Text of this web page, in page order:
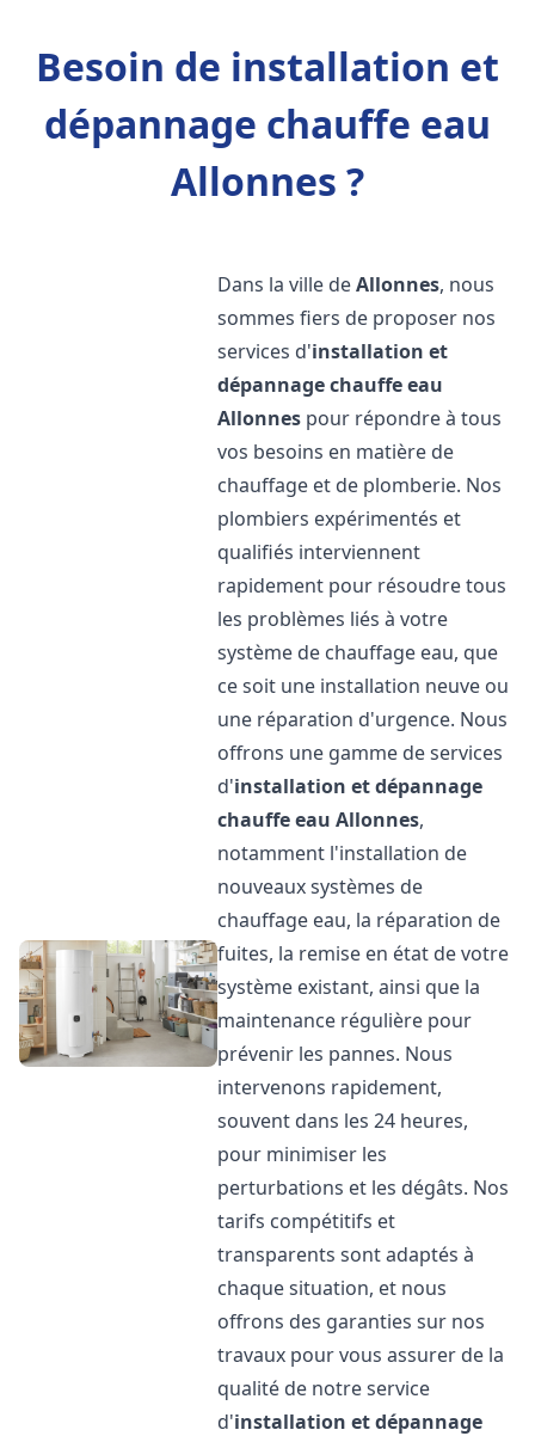
Besoin de installation et
dépannage chauffe eau
Allonnes ?
Dans la ville deAllonnes, nous
sommes fiers de proposer nos
services d'installation et
dépannage chauffe eau
Allonnes pour répondre à tous
vos besoins en matière de
chauffage et de plomberie. Nos
plombiers expérimentés et
qualifiés interviennent
rapidement pour résoudre tous
les problèmes liés à votre
système de chauffage eau, que
ce soit une installation neuve ou
une réparation d'urgence. Nous
offrons une gamme de services
d'installation et dépannage
chauffe eau Allonnes,
notamment l'installation de
nouveaux systèmes de
chauffage eau, la réparation de
fuites, la remise en état de votre
système existant, ainsi que la
maintenance régulière pour
prévenir les pannes. Nous
intervenons rapidement,
souvent dans les 24 heures,
pour minimiser les
perturbations et les dégâts. Nos
tarifs compétitifs et
transparents sont adaptés à
chaque situation, et nous
offrons des garanties sur nos
travaux pour vous assurer de la
qualité de notre service
d'installation et dépannage